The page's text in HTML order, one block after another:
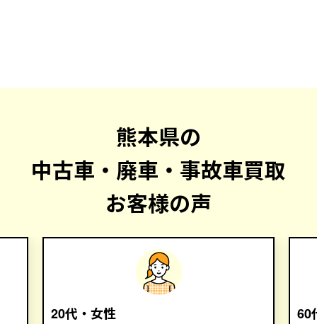
熊本県の
中古車・廃車・事故車買取
お客様の声
20代・女性
60